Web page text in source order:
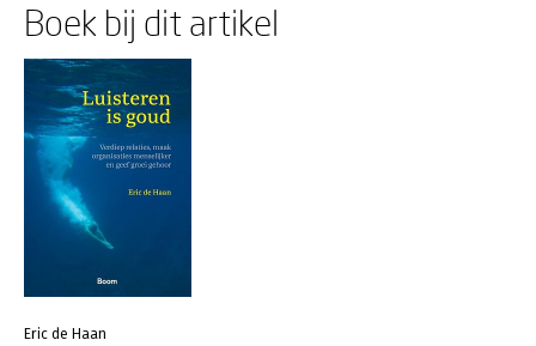
Boek bij dit artikel
Eric de Haan